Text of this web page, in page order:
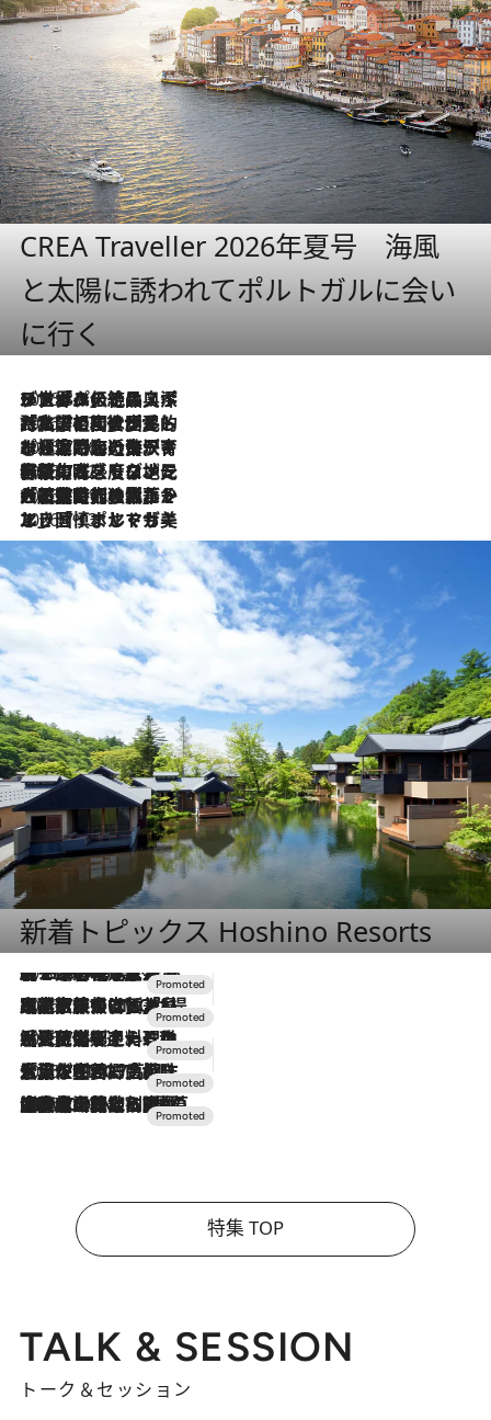
CREA Traveller 2026年夏号 海風
と太陽に誘われてポルトガルに会い
に行く
2026.8.8
リスボンの絶品スイーツ「パステル・デ・ナタ」とは？ポルトガル伝統の奥深い世界へ
2026.7.27
「私の祖国はポルトガル語です」国民的詩人フェルナンド・ペソアと、彼が愛した文学の街を歩く
2026.7.26
ポルトガル近海が育む極上の海の幸。キリリと冷えた白ワインと愉しむ、シーフード専門店の贅沢
2026.7.22
伝統の味をモダンに昇華。高感度な地元客が集う、リスボンの最旬ガストロノミー
2026.7.21
大航海時代の栄華から、震災、独裁、そして革命へ。ポルトガル・首都リスボンの石畳に刻まれた「歴史の光と影」
2026.7.13
エッセイ・ヤマザキマリ「慎ましくも美しき国 ポルトガル」
新着トピックス Hoshino Resorts
2026.8.7
【トンボの足水浴】ヒノキの香りに包まれて涼感マックス！約13℃の湧水かけ流しを避暑地「星野温泉 トンボの湯」で体験
2026.7.31
【ホテル帰省】という選択肢をOMOが提案。家族とほどよい距離を保つには「昼は実家、夜は気兼ねなくホテルで！」
2026.7.24
【夏限定ディナーコース】旬を迎える稚鮎や花ズッキーニなどをイタリア・トスカーナの郷土料理の手法で満喫！
2026.7.17
「土佐和ハーブかき氷」がOMO7高知に登場！生姜、山椒、大葉など目にも舌にも涼を呼ぶ郷土の味
2026.7.10
NEW OPEN！【界 草津】名湯の地に誕生。趣の異なる2種の温泉と上州ならではの会席・蕎麦割烹など美食を味わう究極の癒やし旅
特集 TOP
TALK & SESSION
トーク＆セッション